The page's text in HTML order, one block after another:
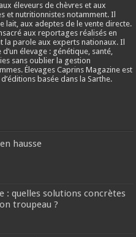
éleveurs de chèvres et aux
et nutritionnistes notamment. Il
lait, aux adeptes de le vente directe.
aux reportages réalisés en
la parole aux experts nationaux. Il
élevage : génétique, santé,
sans oublier la gestion
Élevages Caprins Magazine est
basée dans la Sarthe.
hausse
: quelles solutions concrètes
troupeau ?